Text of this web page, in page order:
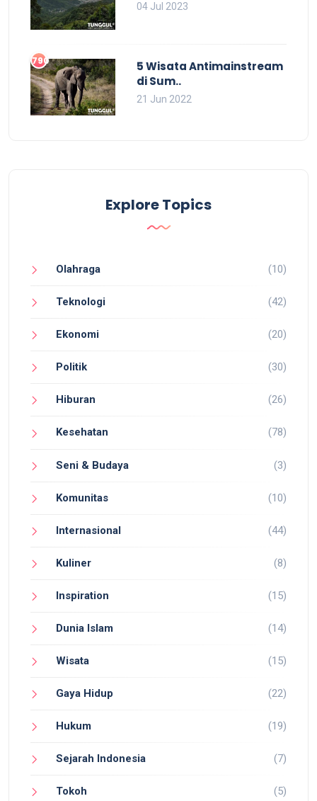
04 Jul 2023
790
5 Wisata Antimainstream
di Sum..
21 Jun 2022
Explore Topics
Olahraga (10)
Teknologi (42)
Ekonomi (20)
Politik (30)
Hiburan (26)
Kesehatan (78)
Seni & Budaya (3)
Komunitas (10)
Internasional (44)
Kuliner (8)
Inspiration (15)
Dunia Islam (14)
Wisata (15)
Gaya Hidup (22)
Hukum (19)
Sejarah Indonesia (7)
Tokoh (5)